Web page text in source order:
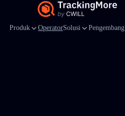
Produk OperatorSolusi Pengembang